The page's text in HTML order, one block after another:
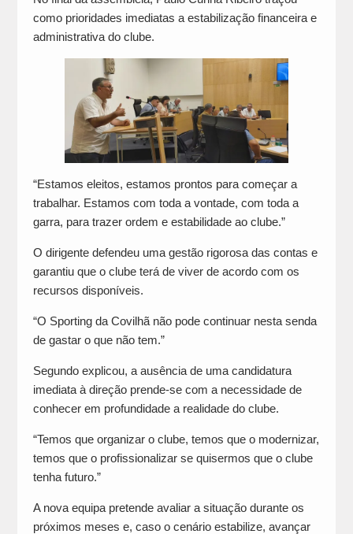
como prioridades imediatas a estabilização financeira e
administrativa do clube.
“Estamos eleitos, estamos prontos para começar a
trabalhar. Estamos com toda a vontade, com toda a
garra, para trazer ordem e estabilidade ao clube.”
O dirigente defendeu uma gestão rigorosa das contas e
garantiu que o clube terá de viver de acordo com os
recursos disponíveis.
“O Sporting da Covilhã não pode continuar nesta senda
de gastar o que não tem.”
Segundo explicou, a ausência de uma candidatura
imediata à direção prende-se com a necessidade de
conhecer em profundidade a realidade do clube.
“Temos que organizar o clube, temos que o modernizar,
temos que o profissionalizar se quisermos que o clube
tenha futuro.”
A nova equipa pretende avaliar a situação durante os
próximos meses e, caso o cenário estabilize, avançar